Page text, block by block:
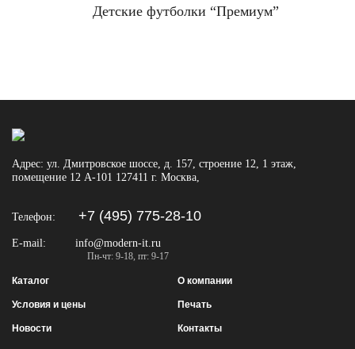
Детские футболки “Премиум”
Адрес: ул. Дмитровское шоссе, д. 157, строение 12, 1 этаж,
помещение 12 А-101 127411 г. Москва,
Телефон: +7 (495) 775-28-10
E-mail: info@modern-it.ru
Пн-чт: 9-18, пт: 9-17
Каталог О компании
Условия и цены Печать
Новости Контакты